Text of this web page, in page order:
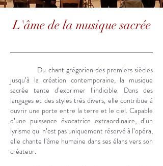
L'âme de la musique sacrée
Du chant grégorien des premiers siècles
jusqu’à la création contemporaine, la musique
sacrée tente d’exprimer l’indicible. Dans des
langages et des styles très divers, elle contribue à
ouvrir une porte entre la terre et le ciel. Capable
d’une puissance évocatrice extraordinaire, d’un
lyrisme qui n’est pas uniquement réservé à l’opéra,
elle chante l’âme humaine dans ses élans vers son
créateur.